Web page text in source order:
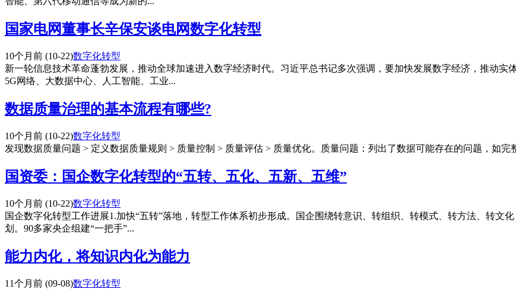
国家电网董事长辛保安谈电网数字化转型
10个月前 (10-22)数字化转型
新一轮信息技术革命蓬勃发展，推动全球加速进入数字经济时代。习近平总书记多次强调，要加快发展数字经济，推动
5G网络、大数据中心、人工智能、工业...
数据质量治理的基本流程有哪些?
10个月前 (10-22)数字化转型
发现数据质量问题 > 定义数据质量规则 > 质量控制 > 质量评估 > 质量优化。质量问题：列出了数据可能存在的问题，如
国资委：国企数字化转型的“五转、五化、五新、五维”
10个月前 (10-22)数字化转型
国企数字化转型工作进展1.加快“五转”落地，转型工作体系初步形成。国企围绕转意识、转组织、转模式、转方法、转文
划。90多家央企组建“一把手”...
能力内化，将知识内化为能力
11个月前 (09-08)数字化转型